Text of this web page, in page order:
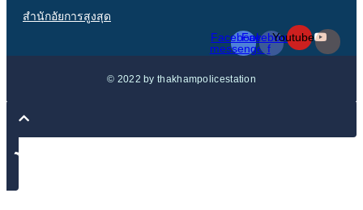
สำนักอัยการสูงสุด
Facebook-
messenger
Facebook-
f
Youtube
© 2022 by thakhampolicestation